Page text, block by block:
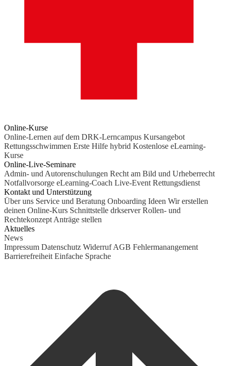
Online-Kurse
Online-Lernen auf dem DRK-Lerncampus Kursangebot
Rettungsschwimmen Erste Hilfe hybrid Kostenlose eLearning-
Kurse
Online-Live-Seminare
Admin- und Autorenschulungen Recht am Bild und Urheberrecht
Notfallvorsorge eLearning-Coach Live-Event Rettungsdienst
Kontakt und Unterstützung
Über uns Service und Beratung Onboarding Ideen Wir erstellen
deinen Online-Kurs Schnittstelle drkserver Rollen- und
Rechtekonzept Anträge stellen
Aktuelles
News
Impressum Datenschutz Widerruf AGB Fehlermanangement
Barrierefreiheit Einfache Sprache